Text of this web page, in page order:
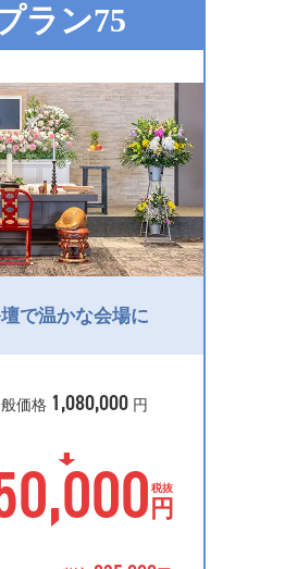
ラン75
で温かな会場に
価格 1,080,000 円
税抜
円